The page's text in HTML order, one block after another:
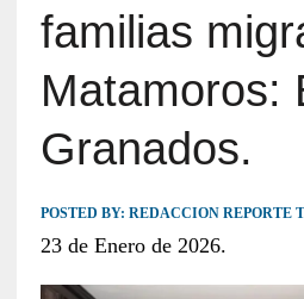
familias
Matamoros:
Granados.
POSTED BY: REDACCION REPORTE
23 de Enero de 2026.